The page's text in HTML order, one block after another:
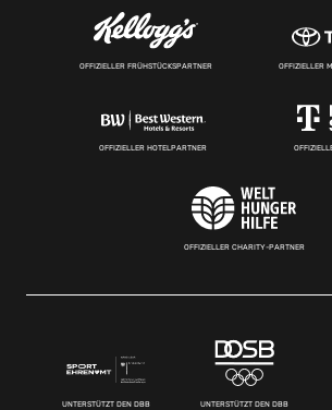
OFFIZIELLER FRÜHSTÜCKSPARTNER OFFIZIELLER
OFFIZIELLER HOTELPARTNER
OFFIZIELLER CHARITY-PARTNER
UNTERSTÜTZT DEN DBB UNTERSTÜTZT DEN DBB